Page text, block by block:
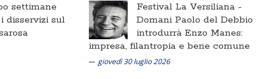
settimane
disservizi sul
Festival La Versiliana -
Domani Paolo del Debbio
introdurrà Enzo Manes:
impresa, filantropia e bene comune
giovedì 30 luglio 2026